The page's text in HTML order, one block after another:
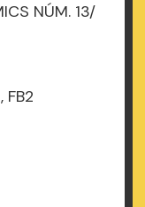
NÚM. 13/
FB2